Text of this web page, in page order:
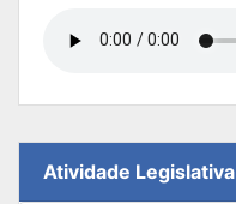
Atividade Legislativa